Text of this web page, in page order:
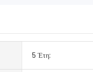
5 Έτη: